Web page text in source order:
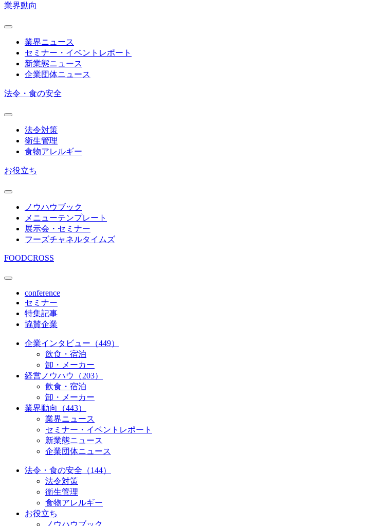
業界動向
業界ニュース
セミナー・イベントレポート
新業態ニュース
企業団体ニュース
法令・食の安全
法令対策
衛生管理
食物アレルギー
お役立ち
ノウハウブック
メニューテンプレート
展示会・セミナー
フーズチャネルタイムズ
FOODCROSS
conference
セミナー
特集記事
協賛企業
企業インタビュー（449）
飲食・宿泊
卸・メーカー
経営ノウハウ（203）
飲食・宿泊
卸・メーカー
業界動向（443）
業界ニュース
セミナー・イベントレポート
新業態ニュース
企業団体ニュース
法令・食の安全（144）
法令対策
衛生管理
食物アレルギー
お役立ち
ノウハウブック